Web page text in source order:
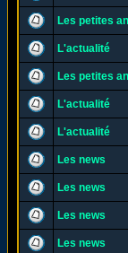
Les petites
L'actualité
Les petites
L'actualité
L'actualité
Les news
Les news
Les news
Les news